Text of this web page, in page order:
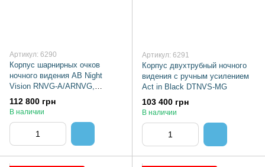
Артикул: 6290
Корпус шарнирных очков
ночного видения AB Night
Vision RNVG-A/ARNVG,
крепкие
112 800 грн
В наличии
Артикул: 6291
Корпус двухтрубный ночного
видения с ручным усилением
Act in Black DTNVS-MG
103 400 грн
В наличии